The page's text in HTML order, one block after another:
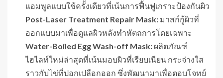
แอมพูลแบบใช้ครั้งเดียวที่เน้นการฟื้นฟูเกราะป้องกันผิว
Post-Laser Treatment Repair Mask: มาสก์กู้ผิวที่
ออกแบบมาเพื่อดูแลผิวหลังทำหัตถการโดยเฉพาะ
Water-Boiled Egg Wash-off Mask: ผลิตภัณฑ์
ไฮไลท์ใหม่ล่าสุดที่เน้นมอบผิวที่เรียบเนียน กระจ่างใส
ราวกับไข่ที่ปอกเปลือกออก ซึ่งพัฒนามาเพื่อตอบโจทย์